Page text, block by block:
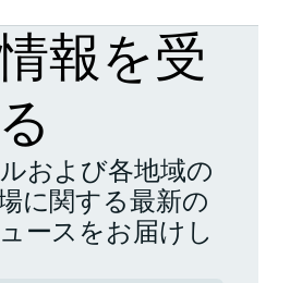
報を受
および各地域の
に関する最新の
ースをお届けし